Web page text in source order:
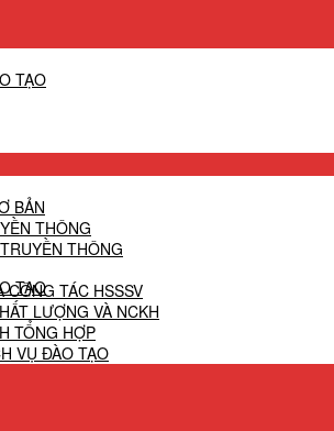
TẠO
TẠO
BẢN
THÔNG
THÔNG
CÔNG TÁC HSSSV
LƯỢNG VÀ NCKH
TỔNG HỢP
VỤ ĐÀO TẠO